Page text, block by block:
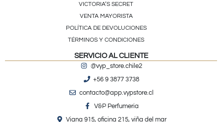
VICTORIA’S SECRET
VENTA MAYORISTA
POLÍTICA DE DEVOLUCIONES
TÉRMINOS Y CONDICIONES
SERVICIO AL CLIENTE
@vyp_store.chile2
+56 9 3877 3738
contacto@app.vypstore.cl
V&P Perfumeria
Viana 915, oficina 215, viña del mar